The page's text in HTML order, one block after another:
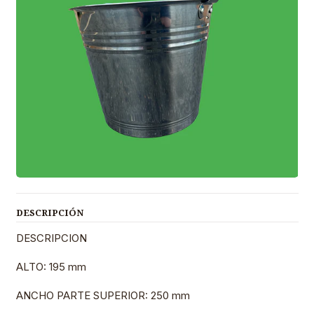
DESCRIPCIÓN
DESCRIPCION
ALTO: 195 mm
ANCHO PARTE SUPERIOR: 250 mm